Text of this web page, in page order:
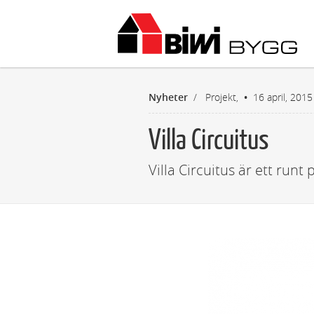
Nyheter / Projekt, 16 april, 2015
Villa Circuitus
Villa Circuitus är ett runt